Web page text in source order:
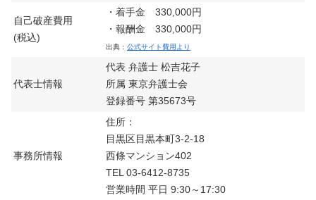
自己破産費用
(税込)
・着手金 330,000円
・報酬金 330,000円
出典： 公式サイト費用より
代表士情報
代表 弁護士 松吉花子
所属 東京弁護士会
登録番号 第35673号
事務所情報
住所：
目黒区目黒本町3-2-18
西條マンション402
TEL 03-6412-8735
営業時間 平日 9:30～17:30